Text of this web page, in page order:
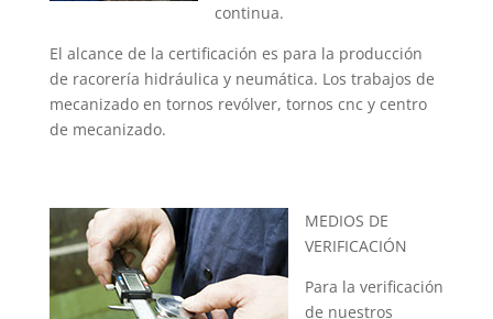
continua.
El alcance de la certificación es para la producción
de racorería hidráulica y neumática. Los trabajos de
mecanizado en tornos revólver, tornos cnc y centro
de mecanizado.
MEDIOS DE
VERIFICACIÓN
Para la verificación
de nuestros